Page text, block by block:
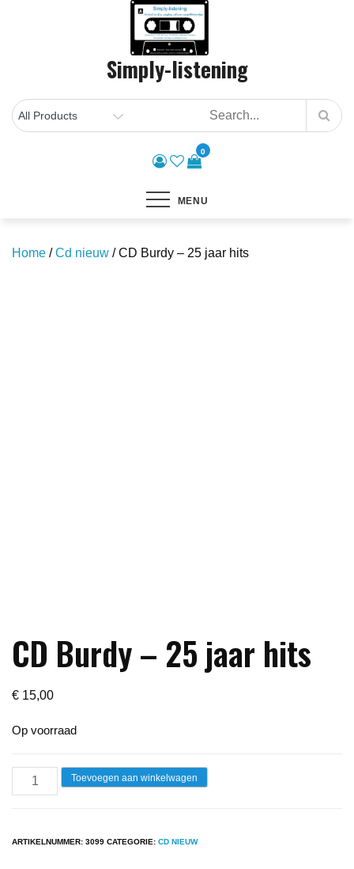
Simply-listening
0
MENU
Home /Cd nieuw / CD Burdy – 25 jaar hits
CD Burdy – 25 jaar hits
€ 15,00
Op voorraad
Burdy
25
Toevoegen aan winkelwagen
ARTIKELNUMMER: 3099 CATEGORIE: CD NIEUW